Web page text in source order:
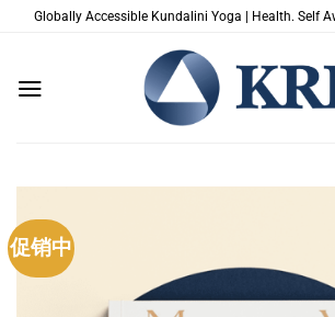
Globally Accessible Kundalini Yoga | Health. Self
促销中